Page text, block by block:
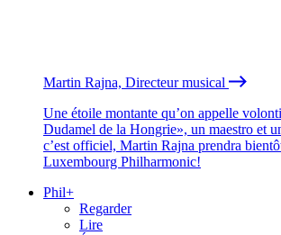
Martin Rajna, Directeur musical
Une étoile montante qu’on appelle
Dudamel de la Hongrie», un maestro et
c’est officiel, Martin Rajna prendra
Luxembourg Philharmonic!
Phil+
Regarder
Lire